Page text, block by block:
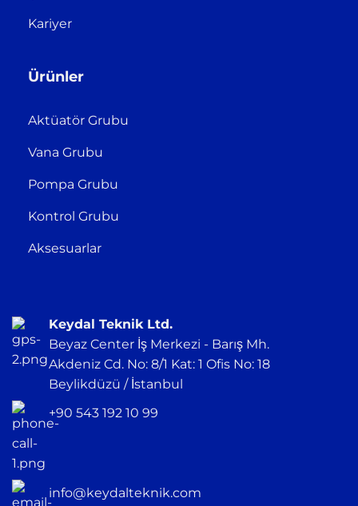
Kariyer
Ürünler
Aktüatör Grubu
Vana Grubu
Pompa Grubu
Kontrol Grubu
Aksesuarlar
Keydal Teknik Ltd.
Beyaz Center İş Merkezi - Barış Mh.
Akdeniz Cd. No: 8/1 Kat: 1 Ofis No: 18
Beylikdüzü / İstanbul
+90 543 192 10 99
info@keydalteknik.com